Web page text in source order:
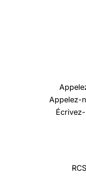
Appelez-